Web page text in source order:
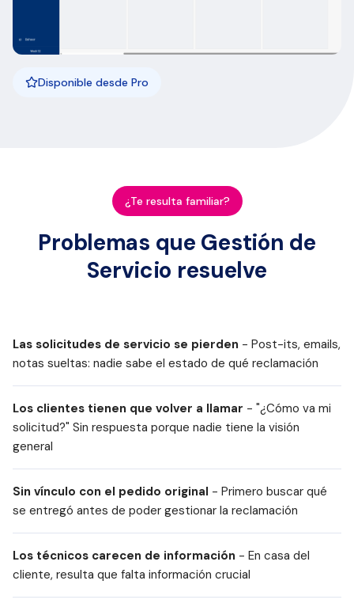
Disponible desde Pro
¿Te resulta familiar?
Problemas que Gestión de
Servicio resuelve
Las solicitudes de servicio se pierden - Post-its, emails,
notas sueltas: nadie sabe el estado de qué reclamación
Los clientes tienen que volver a llamar - "¿Cómo va mi
solicitud?" Sin respuesta porque nadie tiene la visión
general
Sin vínculo con el pedido original - Primero buscar qué
se entregó antes de poder gestionar la reclamación
Los técnicos carecen de información - En casa del
cliente, resulta que falta información crucial